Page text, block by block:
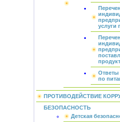
услуги
Ответы
по
ПРОТИВОДЕЙСТВИЕ
БЕЗОПАСНОСТЬ
Детская